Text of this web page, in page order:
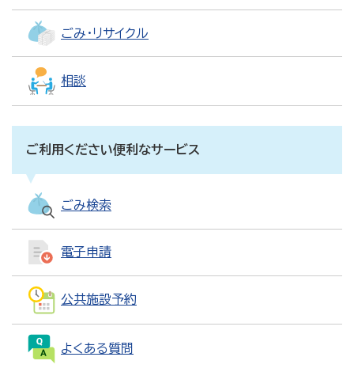
ごみ・リサイクル
相談
ご利用ください便利なサービス
ごみ検索
電子申請
公共施設予約
よくある質問